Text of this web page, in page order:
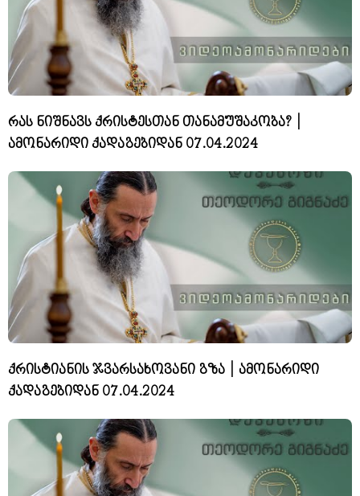
რას ნიშნავს ქრისტესთან თანამუშაკობა? |
ამონარიდი ქადაგებიდან 07.04.2024
ქრისტიანის ჯვარსახოვანი გზა | ამონარიდი
ქადაგებიდან 07.04.2024